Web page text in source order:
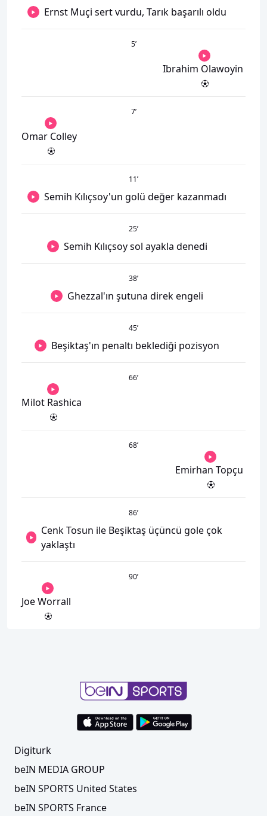
Ernst Muçi sert vurdu, Tarık başarılı oldu
5’
Ibrahim Olawoyin
7’
Omar Colley
11’
Semih Kılıçsoy'un golü değer kazanmadı
25’
Semih Kılıçsoy sol ayakla denedi
38’
Ghezzal'ın şutuna direk engeli
45’
Beşiktaş'ın penaltı beklediği pozisyon
66’
Milot Rashica
68’
Emirhan Topçu
86’
Cenk Tosun ile Beşiktaş üçüncü gole çok
yaklaştı
90’
Joe Worrall
Digiturk
beIN MEDIA GROUP
beIN SPORTS United States
beIN SPORTS France